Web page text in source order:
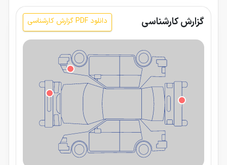
گزارش کارشناسی دانلود PDF گزارش کارشناسی